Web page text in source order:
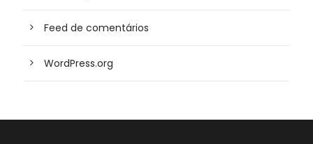
Feed de comentários
WordPress.org